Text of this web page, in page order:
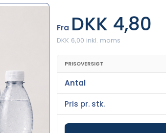
Fra DKK 4,80
DKK 6,00 inkl. moms
PRISOVERSIGT
Antal
Pris pr. stk.